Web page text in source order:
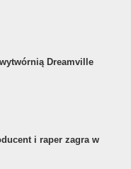
Dreamville
i raper zagra w